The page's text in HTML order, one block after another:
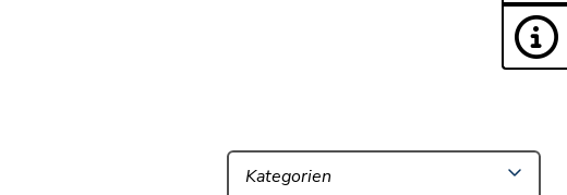
Kategorien